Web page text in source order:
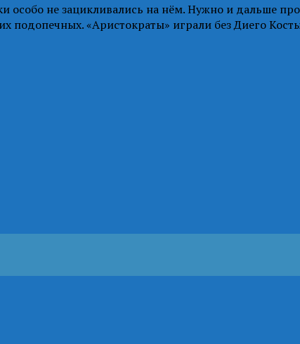
особо не зацикливались на нём. Нужно и дальше
подопечных. «Аристократы» играли без Диего